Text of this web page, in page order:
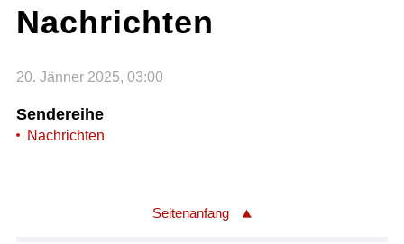
Nachrichten
20. Jänner 2025, 03:00
Sendereihe
Nachrichten
Seitenanfang